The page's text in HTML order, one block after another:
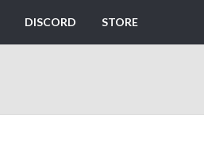
DISCORD STORE